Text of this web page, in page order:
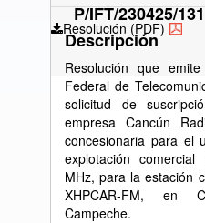
Resolución (PDF)
P/IFT/230425/131
Descripción
Resolución que
Federal de
solicitud de
empresa Cancún
concesionaria para el
explotación
MHz, para la estación
XHPCAR-FM, en
Campeche.